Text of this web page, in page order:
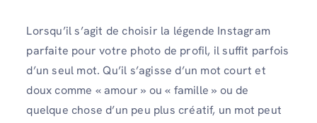
Lorsqu’il s’agit de choisir la légende Instagram
parfaite pour votre photo de profil, il suffit parfois
d’un seul mot. Qu’il s’agisse d’un mot court et
doux comme « amour » ou « famille » ou de
quelque chose d’un peu plus créatif, un mot peut